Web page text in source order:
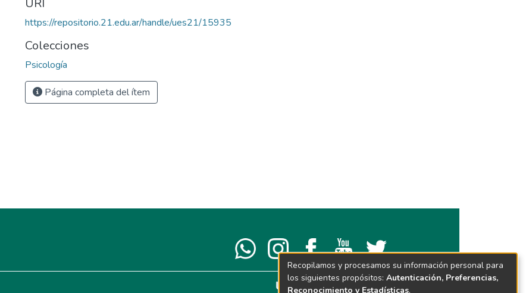
URI
https://repositorio.21.edu.ar/handle/ues21/15935
Colecciones
Psicología
Página completa del ítem
Recopilamos y procesamos su información personal para
los siguientes propósitos: Autenticación, Preferencias,
Reconocimiento y Estadísticas.